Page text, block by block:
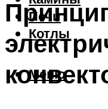
Печи
Котлы
Меню